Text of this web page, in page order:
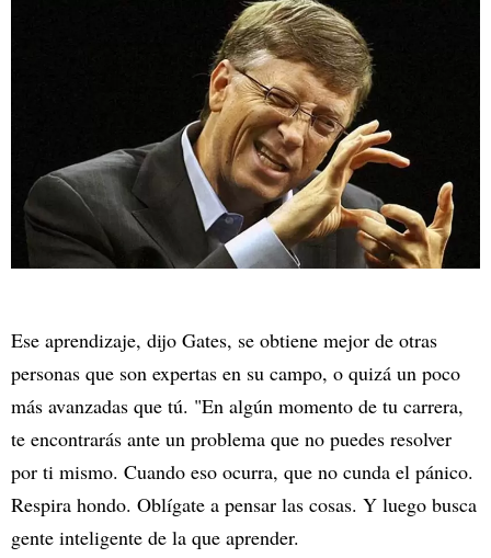
Ese aprendizaje, dijo Gates, se obtiene mejor de otras
personas que son expertas en su campo, o quizá un poco
más avanzadas que tú. "En algún momento de tu carrera,
te encontrarás ante un problema que no puedes resolver
por ti mismo. Cuando eso ocurra, que no cunda el pánico.
Respira hondo. Oblígate a pensar las cosas. Y luego busca
gente inteligente de la que aprender.